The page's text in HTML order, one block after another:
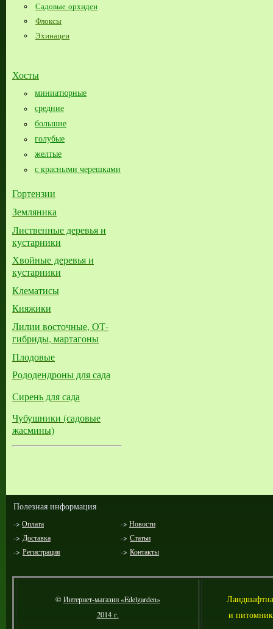
Садовые орхидеи
Флоксы
Эхинацеи
Хосты
миниатюрные
средние
большие​
голубые
желтые
с красными черешками
Гортензии
Земляника
Лиственные деревья и
кустарники
Хвойные деревья и
кустарники
Клематисы
Княжики
Лилии восточные, ОТ-
гибриды, мартагоны
Плодовые
Рододендроны для сада
Сирень для сада
Чубушники (садовые
жасмины)
Полезная информация
-> Оплата -> Новости
-> Доставка -> Статьи
-> Регистрация -> Контакты
©Интернет-магазин «Edelgarden»
2014 г.
Л
и питомник